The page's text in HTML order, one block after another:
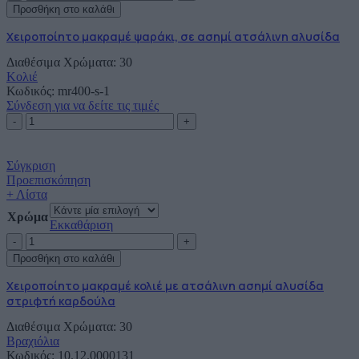
μακραμέ
ψαράκι,
σε
ασημί
ατσάλινη
αλυσίδα
ποσότητα
Προσθήκη στο καλάθι
Χειροποίητο μακραμέ ψαράκι, σε ασημί ατσάλινη αλυσίδα
Διαθέσιμα Χρώματα: 30
Κολιέ
Κωδικός: mr400-s-1
Σύνδεση για να δείτε τις τιμές
Χειροποίητο
μακραμέ
σε
ασημί
ατσάλινη
αλυσίδα
ποσότητα
Σύγκριση
Προεπισκόπηση
+ Λίστα
Χρώμα
Εκκαθάριση
Χειροποίητο
μακραμέ
κολιέ
με
ατσάλινη
ασημί
αλυσίδα
στριφτή
καρδούλα
Προσθήκη στο καλάθι
Χειροποίητο μακραμέ κολιέ με ατσάλινη ασημί αλυσίδα
στριφτή καρδούλα
Διαθέσιμα Χρώματα: 30
Βραχιόλια
Κωδικός: 10.12.0000131